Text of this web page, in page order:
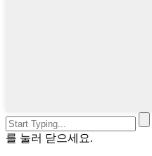
를 눌러 닫으세요.